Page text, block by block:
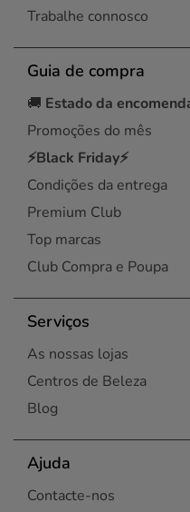
Trabalhe connosco
Guia de compra
🚚 Estado da
Promoções do mês
⚡Black Friday⚡
Condições da entrega
Premium Club
Top marcas
Club Compra e Poupa
Serviços
As nossas lojas
Centros de Beleza
Blog
Ajuda
Contacte-nos